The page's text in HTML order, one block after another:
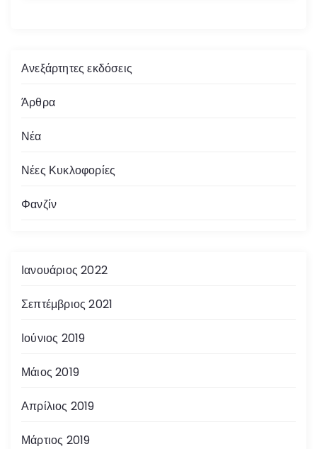
Ανεξάρτητες εκδόσεις
Άρθρα
Νέα
Νέες Κυκλοφορίες
Φανζίν
Ιανουάριος 2022
Σεπτέμβριος 2021
Ιούνιος 2019
Μάιος 2019
Απρίλιος 2019
Μάρτιος 2019